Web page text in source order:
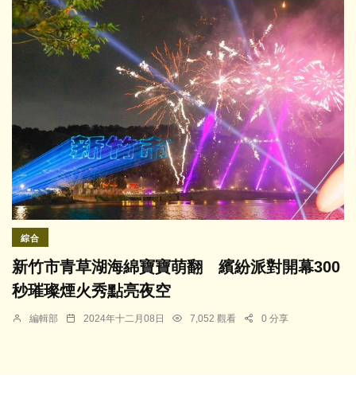
綜合
新竹市青草湖海綿寶寶萌翻 繽紛派對開幕300
秒璀璨煙火秀點亮夜空
編輯部 2024年十二月08日 7,052 觀看 0 分享